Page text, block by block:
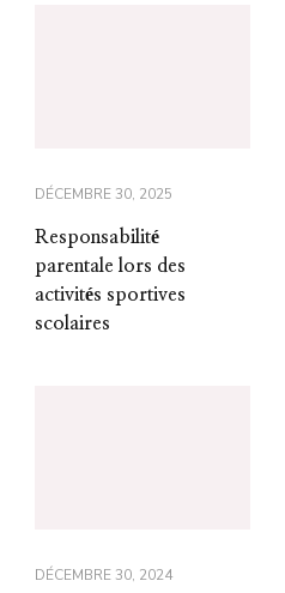
DÉCEMBRE 30, 2025
Responsabilité
parentale lors des
activités sportives
scolaires
DÉCEMBRE 30, 2024